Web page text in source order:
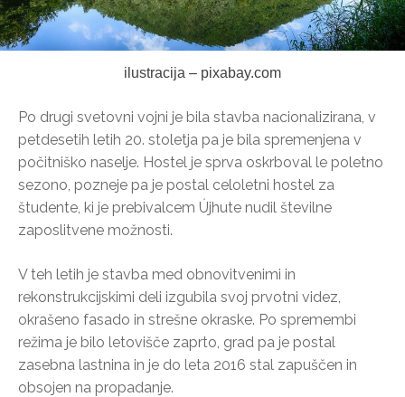
ilustracija – pixabay.com
Po drugi svetovni vojni je bila stavba nacionalizirana, v
petdesetih letih 20. stoletja pa je bila spremenjena v
počitniško naselje. Hostel je sprva oskrboval le poletno
sezono, pozneje pa je postal celoletni hostel za
študente, ki je prebivalcem Újhute nudil številne
zaposlitvene možnosti.
V teh letih je stavba med obnovitvenimi in
rekonstrukcijskimi deli izgubila svoj prvotni videz,
okrašeno fasado in strešne okraske. Po spremembi
režima je bilo letovišče zaprto, grad pa je postal
zasebna lastnina in je do leta 2016 stal zapuščen in
obsojen na propadanje.